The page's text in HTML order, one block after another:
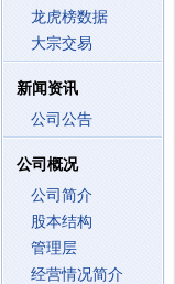
龙虎榜数据
大宗交易
新闻资讯
公司公告
公司概况
公司简介
股本结构
管理层
经营情况简介